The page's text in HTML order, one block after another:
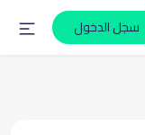
سجل الدخول